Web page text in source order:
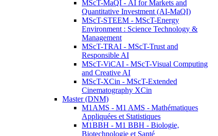
MScT-MaQI - AI for Markets and
Quantitative Investment (AI-MaQI)
MScT-STEEM - MScT-Energy
Environment : Science Technology &
Management
MScT-TRAI - MScT-Trust and
Responsible AI
MScT-ViCAI - MScT-Visual Computing
and Creative AI
MScT-XCin - MScT-Extended
Cinematography XCin
Master (DNM)
M1AMS - M1 AMS - Mathématiques
Appliquées et Statistiques
M1BBH - M1 BBH - Biologie,
Biotechnologie et Santé